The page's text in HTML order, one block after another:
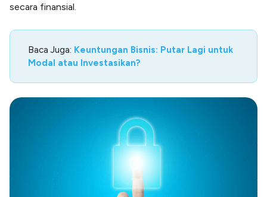
secara finansial.
Baca Juga: Keuntungan Bisnis: Putar Lagi untuk
Modal atau Investasikan?